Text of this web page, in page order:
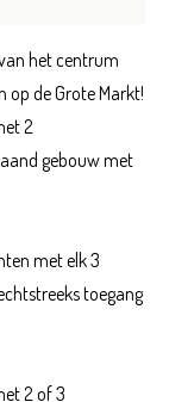
het centrum
op de Grote Markt!
2
gebouw met
met elk 3
toegang
2 of 3